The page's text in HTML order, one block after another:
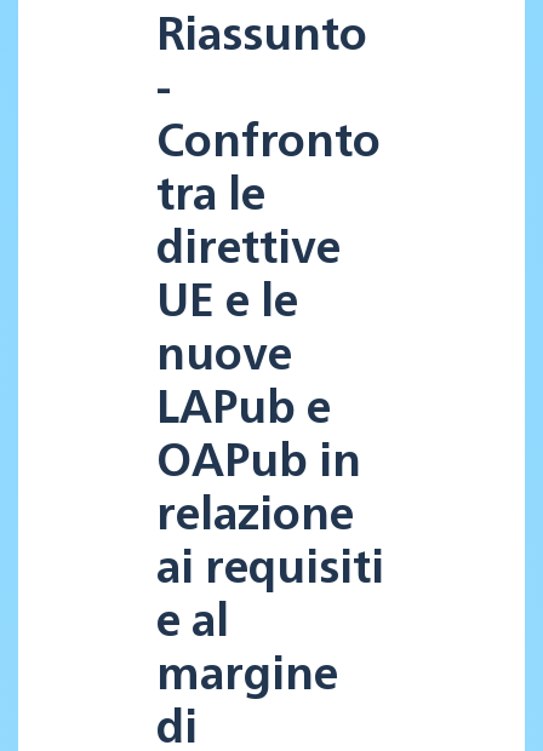
Riassunto
-
Confronto
tra le
direttive
UE e le
nuove
LAPub e
OAPub in
relazione
ai requisiti
e al
margine
di